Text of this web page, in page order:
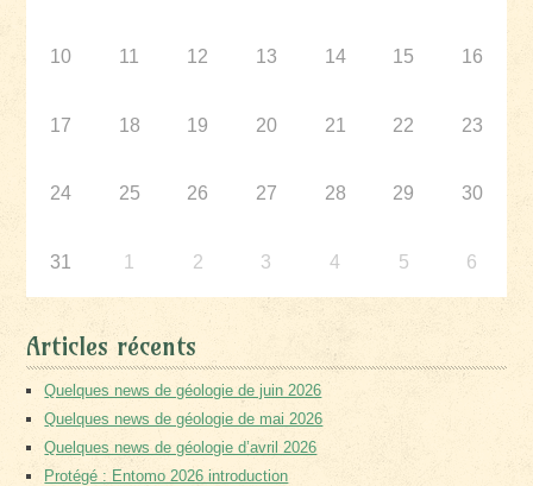
10 11 12 13 14 15 16
17 18 19 20 21 22 23
24 25 26 27 28 29 30
31 1 2 3 4 5 6
Articles récents
Quelques news de géologie de juin 2026
Quelques news de géologie de mai 2026
Quelques news de géologie d’avril 2026
Protégé : Entomo 2026 introduction